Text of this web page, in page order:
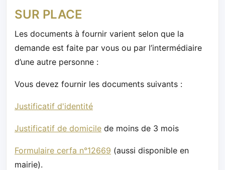
SUR PLACE
Les documents à fournir varient selon que la
demande est faite par vous ou par l’intermédiaire
d’une autre personne :
Vous devez fournir les documents suivants :
Justificatif d'identité
Justificatif de domicile de moins de 3 mois
Formulaire cerfa n°12669 (aussi disponible en
mairie).